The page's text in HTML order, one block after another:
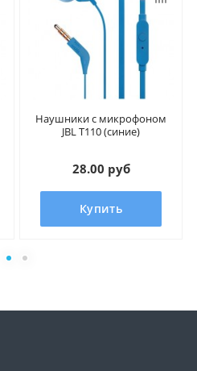
Наушники с микрофоном
JBL T110 (синие)
28.00 руб
Купить